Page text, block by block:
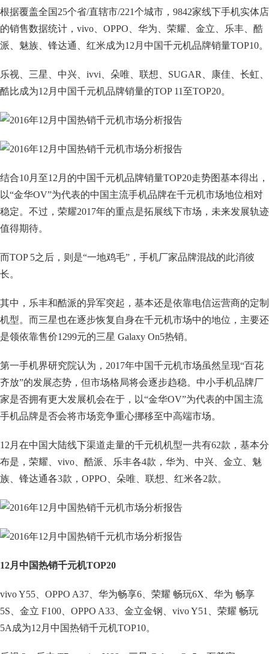
根据覆盖全国25个省/直辖市/221个城市，9842家线下手机实体店
的销售数据统计，vivo、OPPO、华为、荣耀、金立、乐丰、酷
派、魅族、锋达通、红米成为12月中国千元机品牌销量TOP10。
乐视、三星、中兴、ivvi、朵唯、联想、SUGAR、康佳、长虹、
酷比成为12月中国千元机品牌销量的TOP 11至TOP20。
结合10月至12月的中国千元机品牌销量TOP20走势图基本得出，
以“金华OV”为代表的中国主流手机品牌在千元机市场地位相对
稳定。不过，荣耀2017年的重点是拓展线下市场，未来发展轨迹
值得期待。
而TOP 5之后，则是“一地鸡毛”，手机厂家品牌混战的此消彼
长。
其中，乐丰和酷派的异军突起，基本还是依靠电信运营商的定制
机型。而三星也在逐步恢复自身在千元机市场中的地位，主要还
是领依靠售价1299元的三星 Galaxy On5热销。
第一手机界研究院认为，2017年中国千元机市场虽然呈现“百花
齐放”的发展态势，但市场格局将会逐步趋稳。中小手机品牌厂
家是否拥有更大发展机会在于，以“金华OV”为代表的中国主流
手机品牌是否会将市场竞争重心挪移至中高端市场。
12月在中国大陆线下渠道走量的千元机机型一共有62款，基本分
布是，荣耀、vivo、酷派、乐丰各4款，华为、中兴、金立、魅
族、锋达通各3款，OPPO、朵唯、联想、红米各2款。
12月中国热销千元机TOP20
vivo Y55、OPPO A37、华为畅享6、荣耀 畅玩6X、华为 畅享
5S、金立 F100、OPPO A33、金立金钢、vivo Y51、荣耀 畅玩
5A成为12月中国热销千元机TOP10。